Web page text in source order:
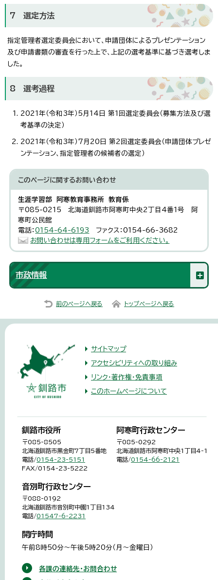
7 選定方法
指定管理者選定委員会において、申請団体によるプレゼンテーション
及び申請書類の審査を行った上で、上記の選考基準に基づき選考しま
した。
8 選考過程
2021年（令和3年）5月14日 第1回選定委員会（募集方法及び選
考基準の決定）
2021年（令和3年）7月20日 第2回選定委員会（申請団体プレゼ
ンテーション、指定管理者の候補者の選定）
このページに関するお問い合わせ
生涯学習部 阿寒教育事務所 教育係
〒085-0215 北海道釧路市阿寒町中央2丁目4番1号 阿
寒町公民館
電話：0154-64-6193
ファクス：0154-66-3682
お問い合わせは専用フォームをご利用ください。
市政情報
前のページへ戻る トップページへ戻る
サイトマップ
アクセシビリティへの取り組み
リンク・著作権・免責事項
このホームページについて
釧路市役所
〒085-8505
北海道釧路市黒金町7丁目5番地
電話/0154-23-5151
FAX/0154-23-5222
阿寒町行政センター
〒085-0292
北海道釧路市阿寒町中央1丁目4-1
電話/0154-66-2121
音別町行政センター
〒088-0192
北海道釧路市音別町中園1丁目134
電話/01547-6-2231
開庁時間
午前8時50分～午後5時20分（月～金曜日）
各課の連絡先・お問合わせ